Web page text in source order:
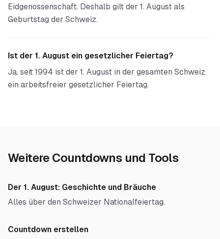
Eidgenossenschaft. Deshalb gilt der 1. August als
Geburtstag der Schweiz.
Ist der 1. August ein gesetzlicher Feiertag?
Ja, seit 1994 ist der 1. August in der gesamten Schweiz
ein arbeitsfreier gesetzlicher Feiertag.
Weitere Countdowns und Tools
Der 1. August: Geschichte und Bräuche
Alles über den Schweizer Nationalfeiertag.
Countdown erstellen